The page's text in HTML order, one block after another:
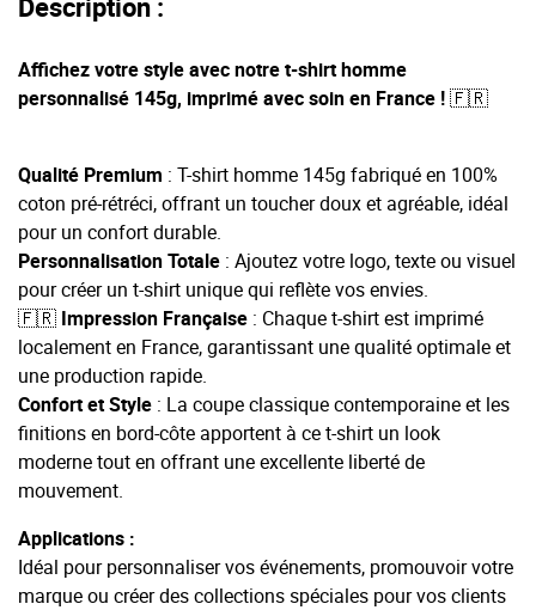
Affichez votre style avec notre t-shirt homme
personnalisé 145g, imprimé avec soin en France ! 🇫🇷
Qualité Premium : T-shirt homme 145g fabriqué en 100%
coton pré-rétréci, offrant un toucher doux et agréable, idéal
pour un confort durable.
Personnalisation Totale : Ajoutez votre logo, texte ou visuel
pour créer un t-shirt unique qui reflète vos envies.
🇫🇷 Impression Française : Chaque t-shirt est imprimé
localement en France, garantissant une qualité optimale et
une production rapide.
Confort et Style : La coupe classique contemporaine et les
finitions en bord-côte apportent à ce t-shirt un look
moderne tout en offrant une excellente liberté de
mouvement.
Applications :
Idéal pour personnaliser vos événements, promouvoir votre
marque ou créer des collections spéciales pour vos clients